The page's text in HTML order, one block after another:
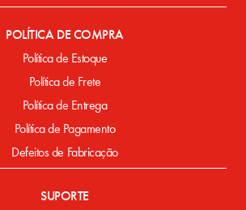
POLÍTICA DE COMPRA
Política de Estoque
Política de Frete
Política de Entrega
Política de Pagamento
Defeitos de Fabricação
SUPORTE